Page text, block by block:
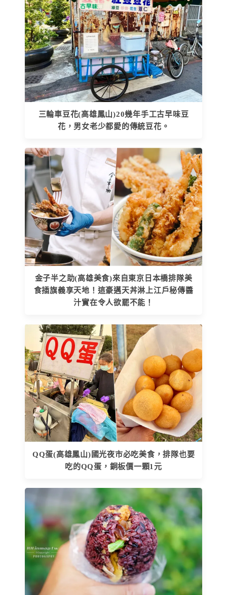
三輪車豆花(高雄鳳山)20幾年手工古早味豆
花，男女老少都愛的傳統豆花。
金子半之助(高雄美食)來自東京日本橋排隊美
食插旗義享天地！這豪邁天丼淋上江戶秘傳醬
汁實在令人欲罷不能！
QQ蛋(高雄鳳山)國光夜市必吃美食，排隊也要
吃的QQ蛋，銅板價一顆1元